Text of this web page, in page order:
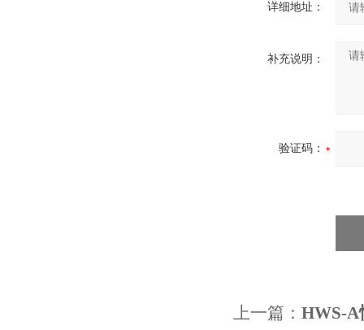
详细地址：
补充说明：
验证码：
上一篇： HWS-A